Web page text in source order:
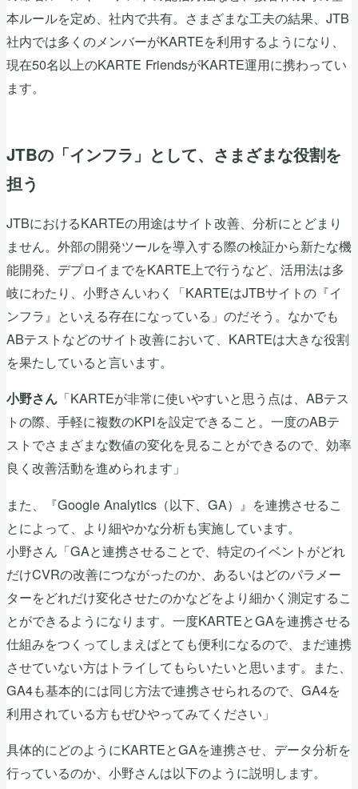
本ルールを定め、社内で共有。さまざまな工夫の結果、JTB
社内では多くのメンバーがKARTEを利用するようになり、
現在50名以上のKARTE FriendsがKARTE運用に携わってい
ます。
JTBの「インフラ」として、さまざまな役割を
担う
JTBにおけるKARTEの用途はサイト改善、分析にとどまり
ません。外部の開発ツールを導入する際の検証から新たな機
能開発、デプロイまでをKARTE上で行うなど、活用法は多
岐にわたり、小野さんいわく「KARTEはJTBサイトの『イ
ンフラ』といえる存在になっている」のだそう。なかでも
ABテストなどのサイト改善において、KARTEは大きな役割
を果たしていると言います。
小野さん 「KARTEが非常に使いやすいと思う点は、ABテス
トの際、手軽に複数のKPIを設定できること。一度のABテ
ストでさまざまな数値の変化を見ることができるので、効率
良く改善活動を進められます」
また、『Google Analytics（以下、GA）』を連携させるこ
とによって、より細やかな分析も実施しています。
小野さん「GAと連携させることで、特定のイベントがどれ
だけCVRの改善につながったのか、あるいはどのパラメー
ターをどれだけ変化させたのかなどをより細かく測定するこ
とができるようになります。一度KARTEとGAを連携させる
仕組みをつくってしまえばとても便利になるので、まだ連携
させていない方はトライしてもらいたいと思います。また、
GA4も基本的には同じ方法で連携させられるので、GA4を
利用されている方もぜひやってみてください」
具体的にどのようにKARTEとGAを連携させ、データ分析を
行っているのか、小野さんは以下のように説明します。